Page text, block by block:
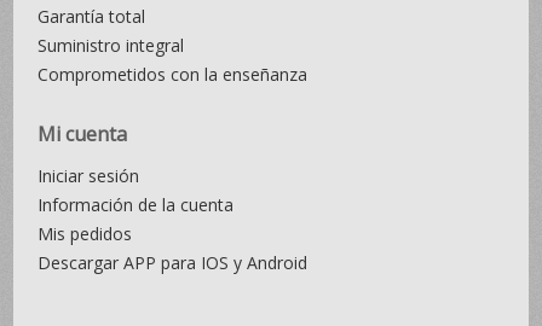
Garantía total
Suministro integral
Comprometidos con la enseñanza
Mi cuenta
Iniciar sesión
Información de la cuenta
Mis pedidos
Descargar APP para IOS y Android